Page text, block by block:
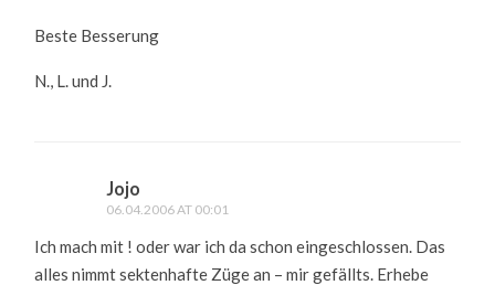
Beste Besserung
N., L. und J.
Jojo
06.04.2006 AT 00:01
Ich mach mit ! oder war ich da schon eingeschlossen. Das
alles nimmt sektenhafte Züge an – mir gefällts. Erhebe